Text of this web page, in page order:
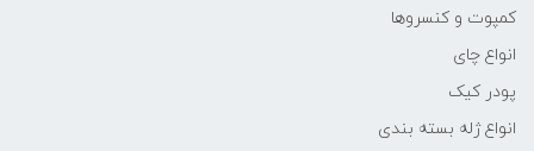
کمپوت و کنسروها
انواع چای
پودر کیک
انواع ژله بسته بندی